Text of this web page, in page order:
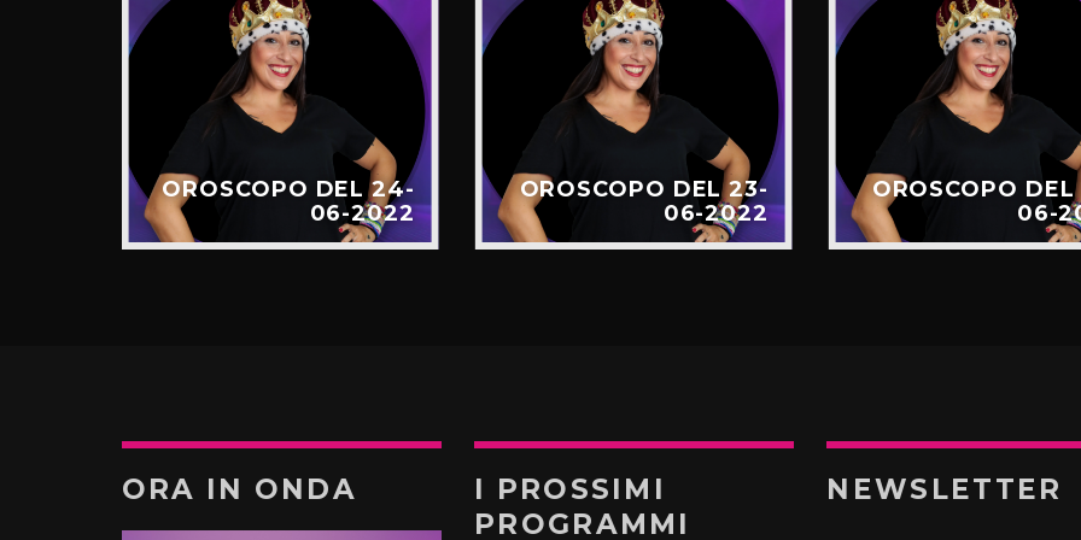
OROSCOPO DEL 24-
06-2022
OROSCOPO DEL 23-
06-2022
OROSCOPO
06-
ORA IN ONDA
I PROSSIMI
PROGRAMMI
NEWSLETTER